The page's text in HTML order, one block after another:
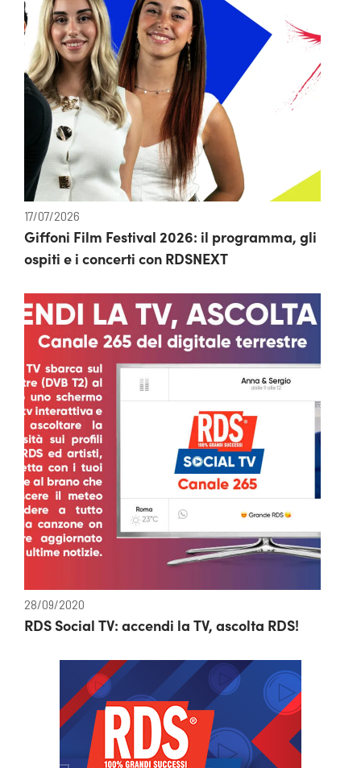
17/07/2026
Giffoni Film Festival 2026: il programma, gli
ospiti e i concerti con RDSNEXT
28/09/2020
RDS Social TV: accendi la TV, ascolta RDS!